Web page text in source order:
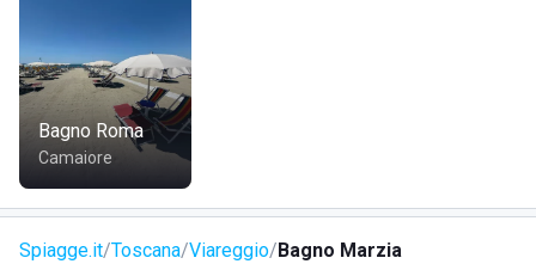
Si può accedere allo stabilimento tramite il lungomare,
dunque si trova nelle vicinanze del centro abitato; è
facilmente raggiungibile a piedi, in bicicletta, in auto o con i
mezzi pubblici.
Bagno Roma
Camaiore
Spiagge.it Toscana Viareggio Bagno Marzia